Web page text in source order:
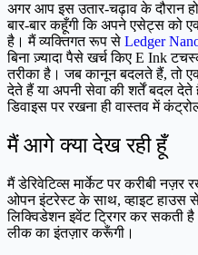
अगर आप इस उतार-चढ़ाव के दौरान
बार-बार कहूँगी कि अपने एसेट्स को
है। मैं व्यक्तिगत रूप से Ledger
बिना ज़्यादा पैसे खर्च किए E Ink
तरीका है। जब कानून बदलते हैं, तो
देते हैं या अपनी सेवा की शर्तें बदल देते
डिवाइस पर रखना ही वास्तव में
मैं आगे क्या देख रही हूँ
मैं डेरिवेटिव्स मार्केट पर करीबी
ओपन इंटरेस्ट के साथ, व्हाइट हाउस
लिक्विडेशन इवेंट ट्रिगर कर सकती
लीक का इंतज़ार करूँगी।